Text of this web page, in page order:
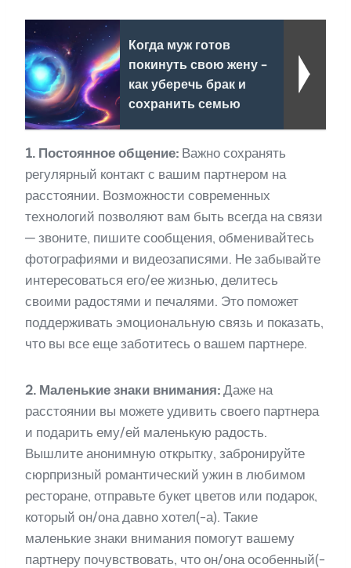
Когда муж готов
покинуть свою жену -
как уберечь брак и
сохранить семью
1. Постоянное общение: Важно сохранять
регулярный контакт с вашим партнером на
расстоянии. Возможности современных
технологий позволяют вам быть всегда на связи
— звоните, пишите сообщения, обменивайтесь
фотографиями и видеозаписями. Не забывайте
интересоваться его/ее жизнью, делитесь
своими радостями и печалями. Это поможет
поддерживать эмоциональную связь и показать,
что вы все еще заботитесь о вашем партнере.
2. Маленькие знаки внимания: Даже на
расстоянии вы можете удивить своего партнера
и подарить ему/ей маленькую радость.
Вышлите анонимную открытку, забронируйте
сюрпризный романтический ужин в любимом
ресторане, отправьте букет цветов или подарок,
который он/она давно хотел(-а). Такие
маленькие знаки внимания помогут вашему
партнеру почувствовать, что он/она особенный(-